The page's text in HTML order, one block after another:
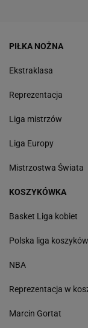
PIŁKA NOŻNA
Ekstraklasa
Reprezentacja
Liga mistrzów
Liga Europy
Mistrzostwa Świata
KOSZYKÓWKA
Basket Liga kobiet
Polska liga
NBA
Reprezentacja w
Marcin Gortat